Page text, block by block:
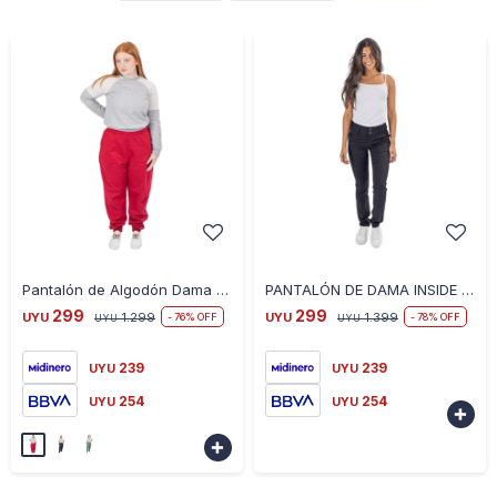
Pantalón de Algodón Dama Habana Plus - ROJO
UYU 299 UYU 1.299 76
UYU 239
UYU 254

PANTALÓN DE DAMA INSIDE - NEGRO
UYU 299 UYU 1.399 78
UYU 239
UYU 254
